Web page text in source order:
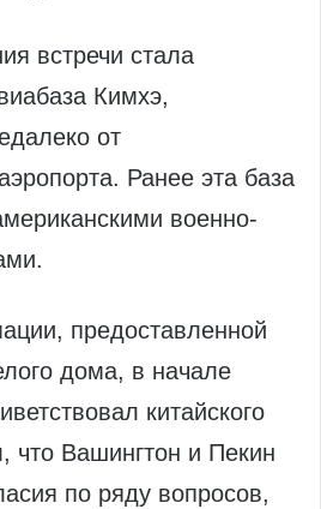
встречи стала
Кимхэ,
от
Ранее эта база
военно-
предоставленной
дома, в начале
китайского
что Вашингтон и Пекин
по ряду вопросов,